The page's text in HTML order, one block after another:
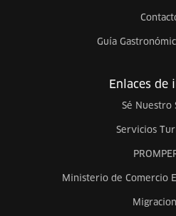
Guía
Enlaces de
Sé Nuestro
Servicios
Ministerio de Comercio